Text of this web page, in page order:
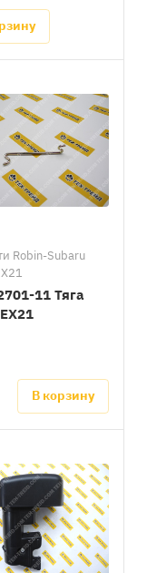
Robin-Subaru
11 Тяга
В корзину